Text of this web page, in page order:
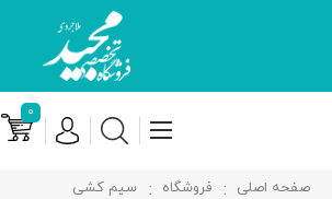
۰
صفحه اصلی فروشگاه
سیم کشی